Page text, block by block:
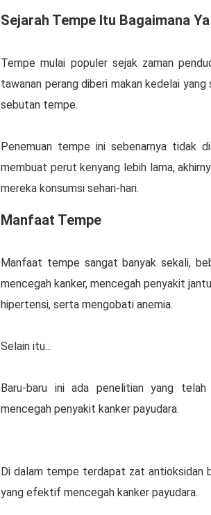
Sejarah Tempe Itu Bagaimana
Tempe mulai populer sejak zaman
tawanan perang diberi makan kedelai yang
sebutan tempe.
Penemuan tempe ini sebenarnya tidak
membuat perut kenyang lebih lama,
mereka konsumsi sehari-hari.
Manfaat Tempe
Manfaat tempe sangat banyak sekali,
mencegah kanker, mencegah penyakit
hipertensi, serta mengobati anemia.
Selain itu...
Baru-baru ini ada penelitian yang
mencegah penyakit kanker payudara.
Di dalam tempe terdapat zat antioksidan
yang efektif mencegah kanker payudara.